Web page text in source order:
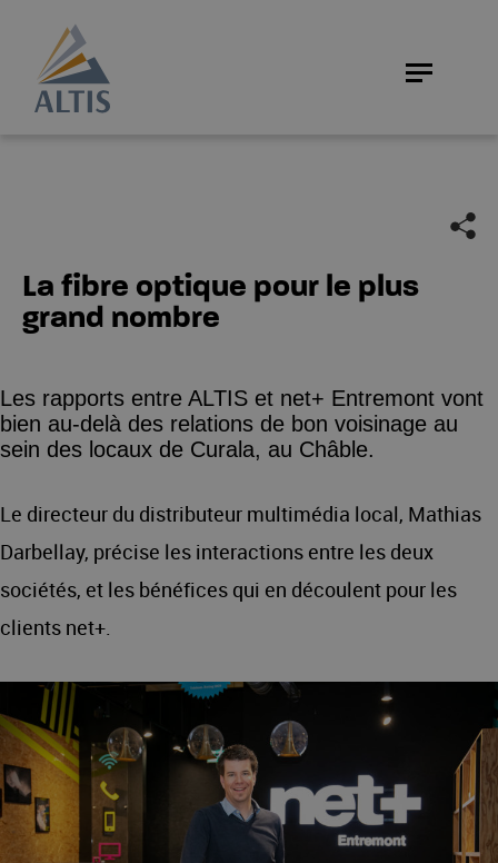
La fibre optique pour le plus
grand nombre
Les rapports entre ALTIS et net+ Entremont vont
bien au-delà des relations de bon voisinage au
sein des locaux de Curala, au Châble.
Le directeur du distributeur multimédia local, Mathias
Darbellay, précise les interactions entre les deux
sociétés, et les bénéfices qui en découlent pour les
clients net+.